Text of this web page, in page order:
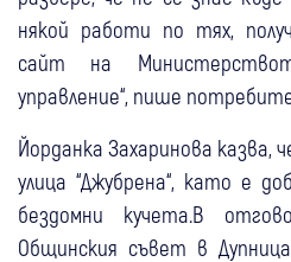
някой работи по тях,
сайт на
управление“, пише
Йорданка Захаринова казва,
улица “Джубрена“, като е
бездомни кучета.В
Общинския съвет в